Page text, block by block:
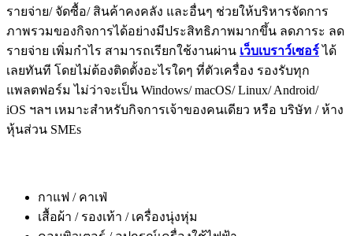
รายจ่าย/ จัดซื้อ/ สินค้าคงคลัง และอื่นๆ ช่วยให้บริหารจัดการ
ภาพรวมของกิจการได้อย่างมีประสิทธิภาพมากขึ้น ลดภาระ ลด
รายจ่าย เพิ่มกำไร สามารถเรียกใช้งานผ่าน เว็บเบราว์เซอร์ได้
เลยทันที โดยไม่ต้องติดตั้งอะไรใดๆ ที่ตัวเครื่อง รองรับทุก
แพลตฟอร์ม ไม่ว่าจะเป็น Windows/ macOS/ Linux/ Android/
iOS ฯลฯ เหมาะสำหรับกิจการเจ้าของคนเดียว หรือ บริษัท / ห้าง
หุ้นส่วน SMEs
กาแฟ / คาเฟ่
เสื้อผ้า / รองเท้า / เครื่องนุ่งหุ่ม